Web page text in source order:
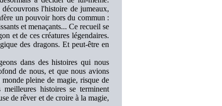
découvrons l'histoire de jumeaux,
un pouvoir hors du commun :
et menaçants... Ce recueil se
et de ces créatures légendaires.
des dragons. Et peut-être en
dans des histoires qui nous
de nous, et que nous avions
pleine de magie, risque de
histoires se terminent
de rêver et de croire à la magie,